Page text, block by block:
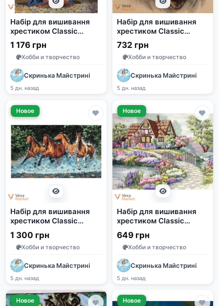
Набір для вишивання
хрестиком Classic
Design 4515
Планетаріус 38 х 47 см
1 176 грн
Хобби и творчество
Скринька Майстрині
5 дн. назад
Набір для вишивання
хрестиком Classic
Design 4516 "Єноти-
малюки"
732 грн
Хобби и творчество
Скринька Майстрині
5 дн. назад
Новое
Набір для вишивання
хрестиком Classic
Design 4518 "Чудова
четвірка"
1 300 грн
Хобби и творчество
Скринька Майстрині
5 дн. назад
Новое
Набір для вишивання
хрестиком Classic
Design 4520 Чарівний
котедж
649 грн
Хобби и творчество
Скринька Майстрині
5 дн. назад
Новое Новое